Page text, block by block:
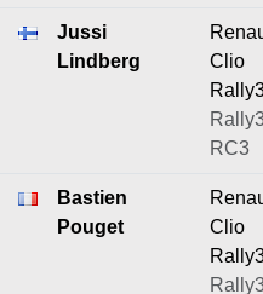
Jussi
Lindberg
Clio
RC3
Bastien
Pouget
Clio